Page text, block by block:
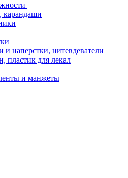
карандаши
и наперстки, нитевдеватели
пластик для лекал
и манжеты